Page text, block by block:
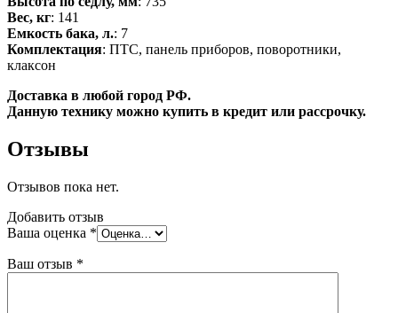
Вес, кг: 141
Емкость бака, л.: 7
Комплектация: ПТС, панель приборов, поворотники,
клаксон
Доставка в любой город РФ.
Данную технику можно купить в кредит или рассрочку.
Отзывы
Отзывов пока нет.
Добавить отзыв
Ваша оценка *
Ваш отзыв *